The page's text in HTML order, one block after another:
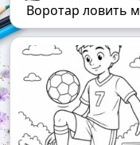
Воротар ловить